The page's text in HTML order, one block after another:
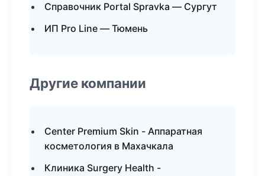
Справочник Portal Spravka — Сургут
ИП Pro Line — Тюмень
Другие компании
Center Premium Skin - Аппаратная
косметология в Махачкала
Клиника Surgery Health -